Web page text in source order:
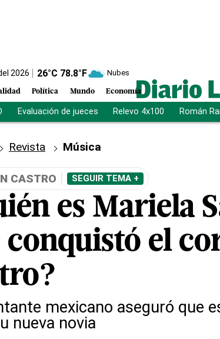
2026 26°C 78.8°F Nubes
Política Mundo Economía
Evaluación de jueces Relevo 4x100 Román
Revista Música
CASTRO SEGUIR TEMA +
es Mariela
conquistó el
mexicano aseguró que
nueva novia